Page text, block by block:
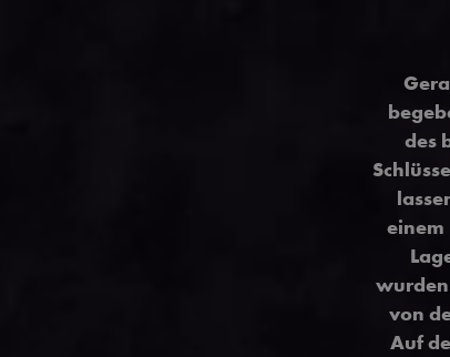
des
einem
von
Auf